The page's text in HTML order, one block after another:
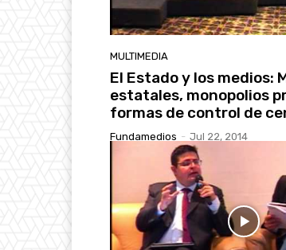
MULTIMEDIA
El Estado y los medios:
estatales, monopolios
formas de control de
Fundamedios - Jul 22, 2014